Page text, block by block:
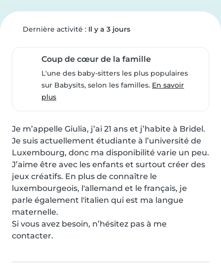
Dernière activité : Il y a 3 jours
Coup de cœur de la famille
L'une des baby-sitters les plus populaires
sur Babysits, selon les familles. En savoir
plus
Je m’appelle Giulia, j’ai 21 ans et j’habite à Bridel.
Je suis actuellement étudiante à l’université de
Luxembourg, donc ma disponibilité varie un peu.
J’aime être avec les enfants et surtout créer des
jeux créatifs. En plus de connaître le
luxembourgeois, l'allemand et le français, je
parle également l'italien qui est ma langue
maternelle.
Si vous avez besoin, n’hésitez pas à me
contacter.